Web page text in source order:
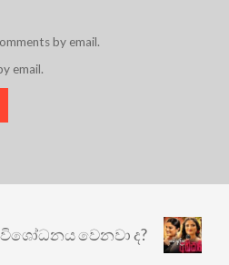
by email.
email.
වෙනවා ද?